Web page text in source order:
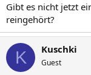
Gibt es nicht jetzt
reingehört?
K Kuschki
Guest